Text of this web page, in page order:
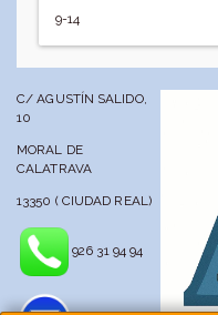
9-14
C/ AGUSTÍN SALIDO,
10
MORAL DE
CALATRAVA
13350 ( CIUDAD REAL)
926 31 94 94